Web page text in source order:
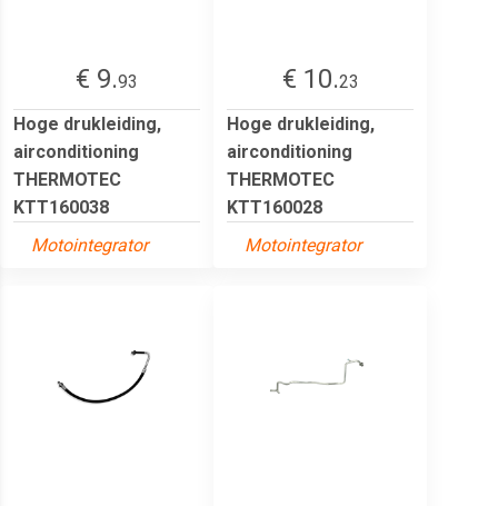
€ 9.93
Hoge drukleiding,
airconditioning
THERMOTEC
KTT160038
Motointegrator
€ 10.23
Hoge drukleiding,
airconditioning
THERMOTEC
KTT160028
Motointegrator